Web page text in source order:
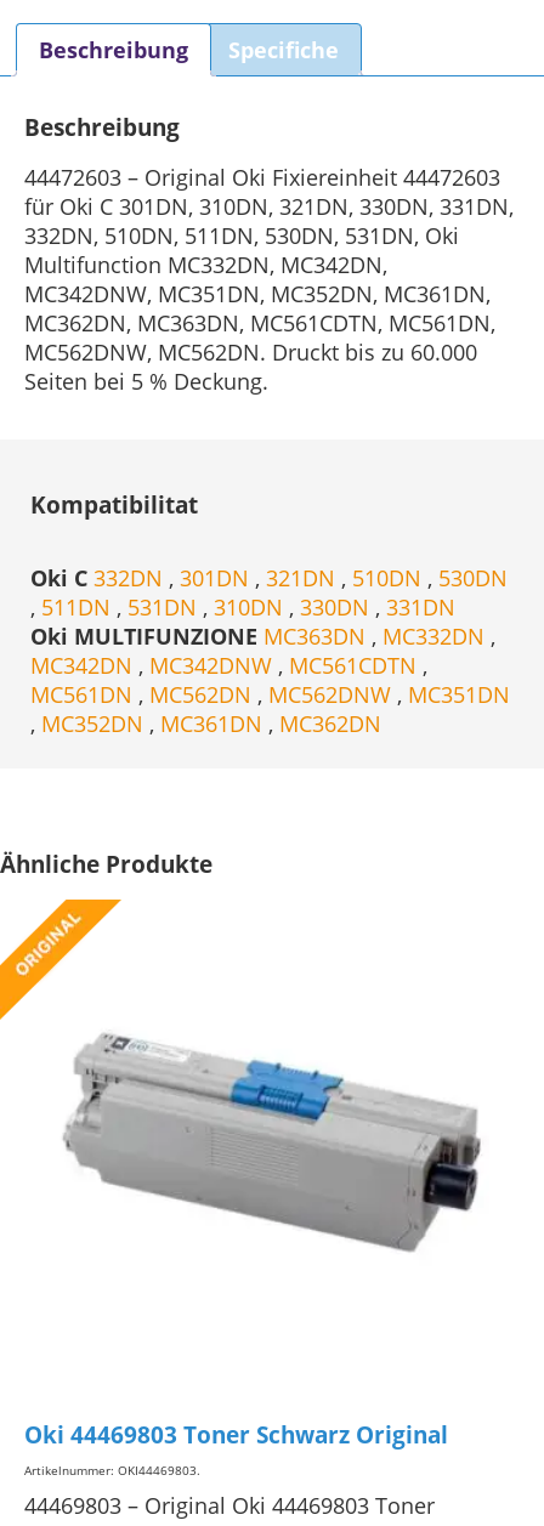
Beschreibung Specifiche
Beschreibung
44472603 – Original Oki Fixiereinheit 44472603
für Oki C 301DN, 310DN, 321DN, 330DN, 331DN,
332DN, 510DN, 511DN, 530DN, 531DN, Oki
Multifunction MC332DN, MC342DN,
MC342DNW, MC351DN, MC352DN, MC361DN,
MC362DN, MC363DN, MC561CDTN, MC561DN,
MC562DNW, MC562DN. Druckt bis zu 60.000
Seiten bei 5 % Deckung.
Kompatibilitat
Oki C 332DN , 301DN , 321DN , 510DN , 530DN
, 511DN , 531DN , 310DN , 330DN , 331DN
Oki MULTIFUNZIONE MC363DN , MC332DN ,
MC342DN , MC342DNW , MC561CDTN ,
MC561DN , MC562DN , MC562DNW , MC351DN
, MC352DN , MC361DN , MC362DN
Ähnliche Produkte
Oki 44469803 Toner Schwarz Original
Artikelnummer: OKI44469803.
44469803 – Original Oki 44469803 Toner